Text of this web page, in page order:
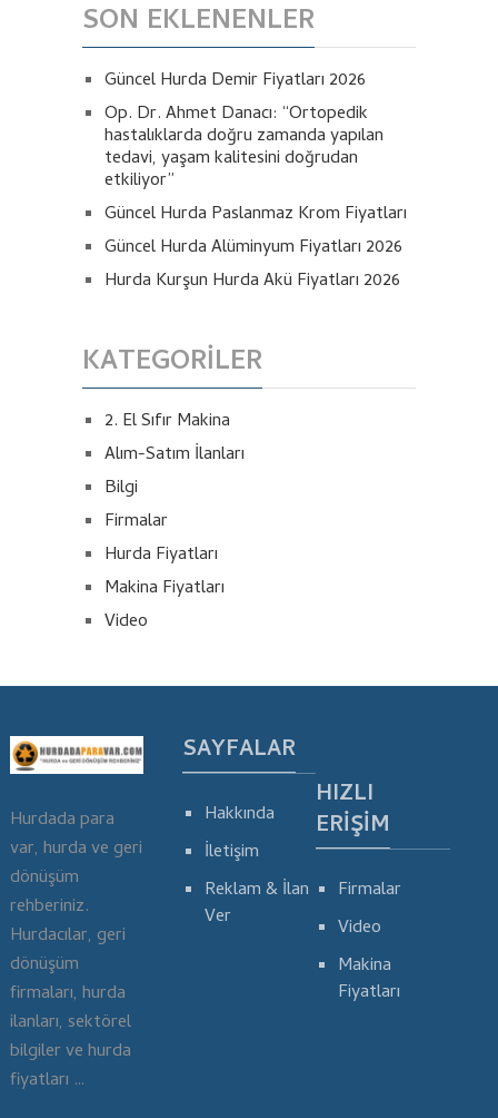
SON EKLENENLER
Güncel Hurda Demir Fiyatları 2026
Op. Dr. Ahmet Danacı: “Ortopedik
hastalıklarda doğru zamanda yapılan
tedavi, yaşam kalitesini doğrudan
etkiliyor”
Güncel Hurda Paslanmaz Krom Fiyatları
Güncel Hurda Alüminyum Fiyatları 2026
Hurda Kurşun Hurda Akü Fiyatları 2026
KATEGORILER
2. El Sıfır Makina
Alım-Satım İlanları
Bilgi
Firmalar
Hurda Fiyatları
Makina Fiyatları
Video
Hurdada para
var, hurda ve geri
dönüşüm
rehberiniz.
Hurdacılar, geri
dönüşüm
firmaları, hurda
ilanları, sektörel
bilgiler ve hurda
fiyatları …
SAYFALAR
Hakkında
İletişim
Reklam & İlan
Ver
HIZLI
ERIŞIM
Firmalar
Video
Makina
Fiyatları